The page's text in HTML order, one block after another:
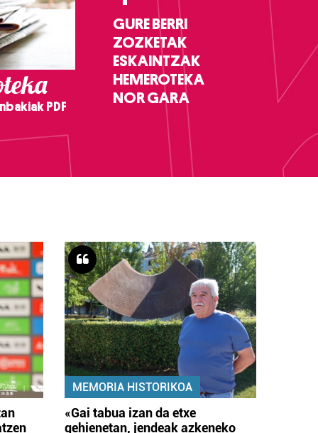
PDF
GURE BERRI
ZOZKETAK
ESKAINTZAK
HEMEROTEKA
NOR GARA
MEMORIA HISTORIKOA
«Gai tabua izan da etxe
gehienetan, jendeak azkeneko